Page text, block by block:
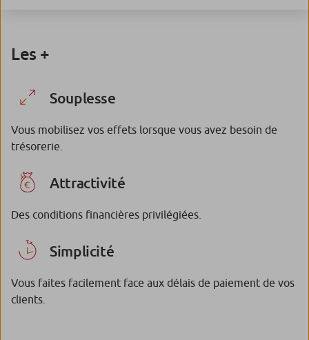
Les +
Souplesse
Vous mobilisez vos effets lorsque vous avez besoin de
trésorerie.
Attractivité
Des conditions financières privilégiées.
Simplicité
Vous faites facilement face aux délais de paiement de vos
clients.